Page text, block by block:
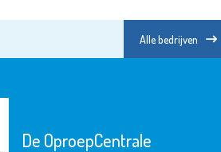
Alle bedrijven
De OproepCentrale